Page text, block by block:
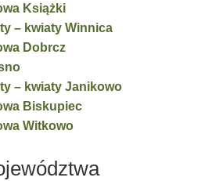
Książki
– kwiaty Winnica
Dobrcz
– kwiaty Janikowo
Biskupiec
Witkowo